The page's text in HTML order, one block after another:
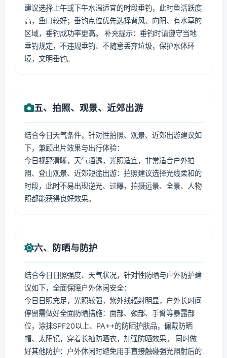
建议选择上午或下午水温适宜的时段垂钓，此时鱼活跃度
高，鱼口较好；垂钓点位优先选择背风、向阳、有水草的
区域，垂钓成功率更高。 补充提示：垂钓时请遵守当地
垂钓规定，不违规垂钓、不随意丢弃垃圾，保护水体环
境，文明垂钓。
五、拍照、观景、近郊出游
结合今日天气条件，针对性拍照、观景、近郊出游建议如
下，兼顾出片效果与出行体验：
今日视野清晰，天气通透，光照适宜，非常适合户外拍
照、登山观景、近郊短途出游：拍照建议选择光线柔和的
时段，此时不易出现逆光、过曝，拍摄远景、全景、人物
照都能获得良好效果。
六、防晒与防护
结合今日日照强度、天气状况，针对性防晒与户外防护建
议如下，全面保障户外休闲安全：
今日日照充足，光照较强，紫外线辐射明显，户外长时间
停留需做好全面防晒措施：面部、颈部、手臂等暴露部
位，涂抹SPF20以上、PA++的防晒护肤品，佩戴防晒
帽、太阳镜，穿着长袖防晒衣，加强防晒效果。 同时做
好其他防护：户外休闲时避免用手直接触碰强光照射后的